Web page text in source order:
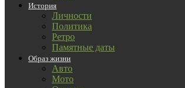
История
Личности
Политика
Ретро
Памятные даты
Образ жизни
Авто
Мото